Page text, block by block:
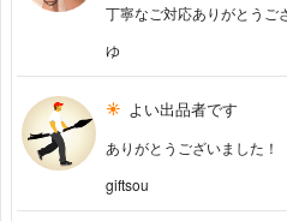
丁寧なご対応ありがとうご
ゆ
よい出品者です
ありがとうございました！
giftsou